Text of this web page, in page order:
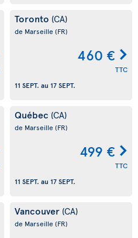
Toronto (CA)
de Marseille (FR)
460 €
TTC
11 SEPT. au 17 SEPT.
Québec (CA)
de Marseille (FR)
499 €
TTC
11 SEPT. au 17 SEPT.
Vancouver (CA)
de Marseille (FR)